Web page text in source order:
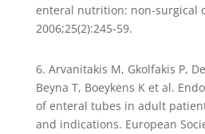
enteral nutrition: non-surgical
2006;25(2):245-59.
6. Arvanitakis M, Gkolfakis P,
Beyna T, Boeykens K et al.
of enteral tubes in adult
and indications. European